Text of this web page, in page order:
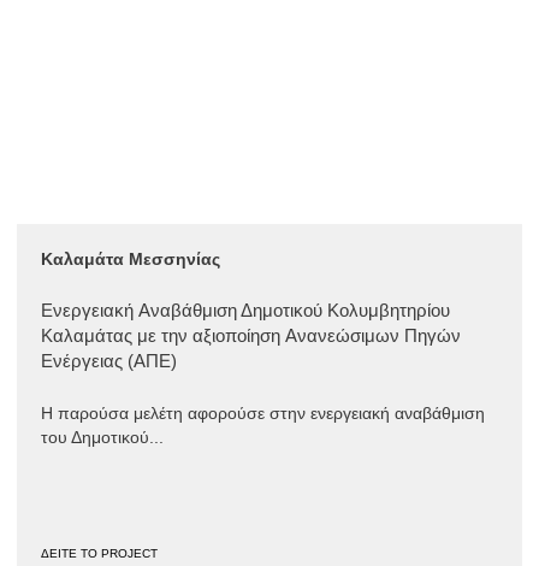
Καλαμάτα Μεσσηνίας
Ενεργειακή Aναβάθμιση Δημοτικού Κολυμβητηρίου
Καλαμάτας με την αξιοποίηση Aνανεώσιμων Πηγών
Ενέργειας (ΑΠΕ)
Η παρούσα μελέτη αφορούσε στην ενεργειακή αναβάθμιση
του Δημοτικού...
ΔΕΙΤΕ ΤΟ PROJECT